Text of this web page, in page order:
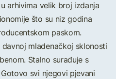
arhivima velik broj izdanja
što su niz godina
paskom.
mladenačkoj sklonosti
Stalno surađuje s
svi njegovi pjevani